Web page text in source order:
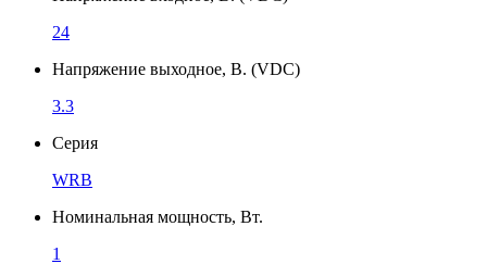
24
Напряжение выходное, В. (VDC)
3.3
Серия
WRB
Номинальная мощность, Вт.
1